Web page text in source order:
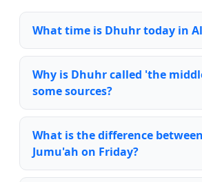
What time is Dhuhr today in
Why is Dhuhr called 'the
some sources?
What is the difference
Jumu'ah on Friday?